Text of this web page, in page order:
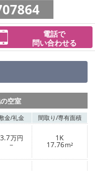
電話で
問い合わせる
空室
金/礼金 間取り/専有面積
3.7万円
－
1K
17.76m²